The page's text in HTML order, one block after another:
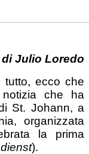
di Julio Loredo
tutto, ecco che
che ha
St. Johann, a
organizzata
la prima
).